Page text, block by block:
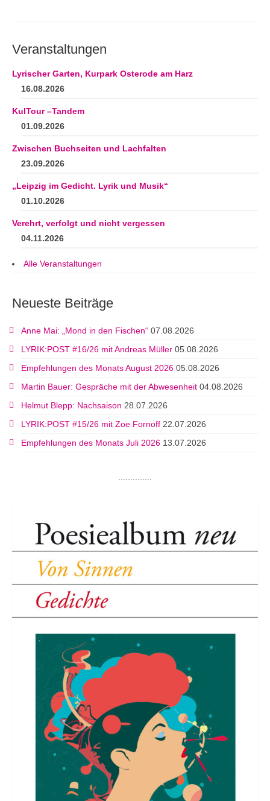
Veranstaltungen
Lyrischer Garten, Kurpark Osterode am Harz
16.08.2026
KulTour –Tandem
01.09.2026
Zwischen Buchseiten und Lachfalten
23.09.2026
„Leipzig im Gedicht. Lyrik und Musik“
01.10.2026
Verehrt, verfolgt und nicht vergessen
04.11.2026
Alle Veranstaltungen
Neueste Beiträge
Anne Mai: „Mond in den Fischen“ 07.08.2026
LYRIK:POST #16/26 mit Andreas Müller 05.08.2026
Empfehlungen des Monats August 2026 05.08.2026
Martin Bauer: Gespräche mit der Abwesenheit 04.08.2026
Helmut Blepp: Nachsaison 28.07.2026
LYRIK:POST #15/26 mit Zoe Fornoff 22.07.2026
Empfehlungen des Monats Juli 2026 13.07.2026